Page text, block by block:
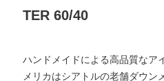
TER 60/40
ハンドメイドによる高品質なア
メリカはシアトルの老舗ダウン